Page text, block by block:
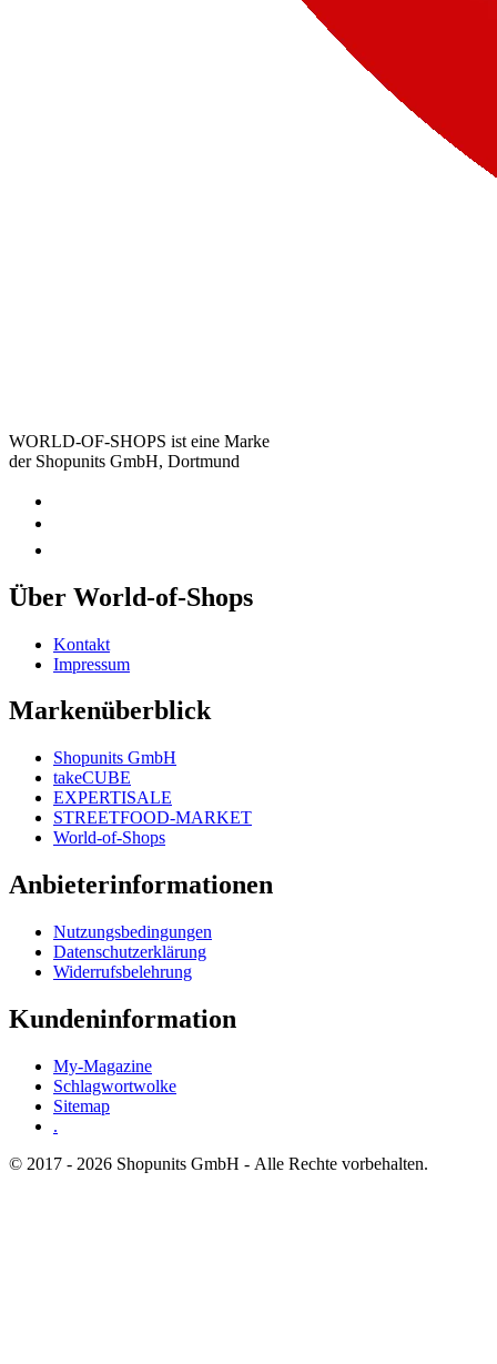
WORLD-OF-SHOPS ist eine Marke
der Shopunits GmbH, Dortmund
Über World-of-Shops
Kontakt
Impressum
Markenüberblick
Shopunits GmbH
takeCUBE
EXPERTISALE
STREETFOOD-MARKET
World-of-Shops
Anbieterinformationen
Nutzungsbedingungen
Datenschutzerklärung
Widerrufsbelehrung
Kundeninformation
My-Magazine
Schlagwortwolke
Sitemap
.
© 2017 - 2026 Shopunits GmbH - Alle Rechte vorbehalten.